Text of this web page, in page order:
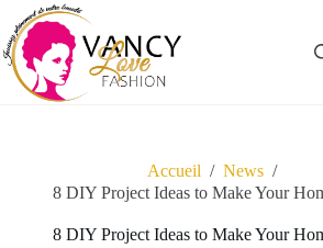
Passer
au
contenu
Accueil / News /
8 DIY Project Ideas to Make Your
8 DIY Project Ideas to Make Your